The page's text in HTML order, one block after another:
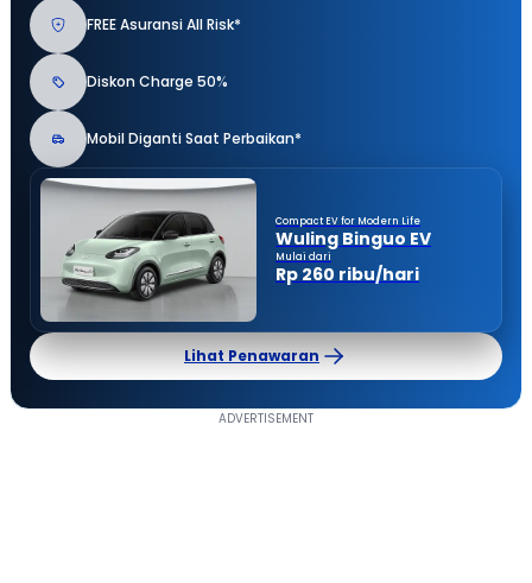
FREE Asuransi All Risk*
Diskon Charge 50%
Mobil Diganti Saat Perbaikan*
Compact EV for Modern Life
Wuling Binguo EV
Mulai dari
Rp 260 ribu/hari
Lihat Penawaran